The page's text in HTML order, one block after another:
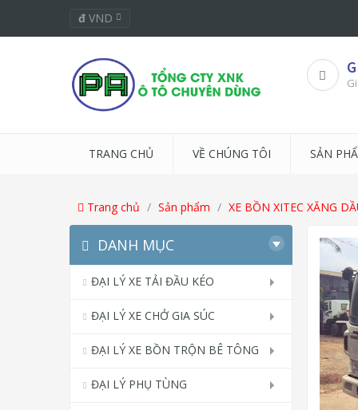
đ VND
TRANG CHỦ VỀ CHÚNG TÔI SẢN
Trang chủ Sản phẩm XE BỒN XITEC XĂNG
DANH MỤC
ĐẠI LÝ XE TẢI ĐẦU KÉO
ĐẠI LÝ XE CHỞ GIA SÚC
ĐẠI LÝ XE BỒN TRỘN BÊ TÔNG
ĐẠI LÝ PHỤ TÙNG